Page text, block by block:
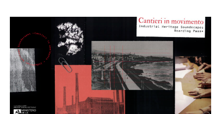
WIR ÜBER UNS
ANREISE
KONTAKTE
ZENTRALWERK E.V.
GENOSSENSCHAFT